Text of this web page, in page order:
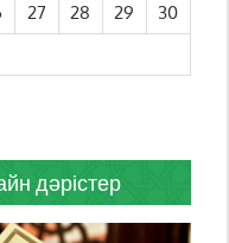
27 28 29
30
дәрістер